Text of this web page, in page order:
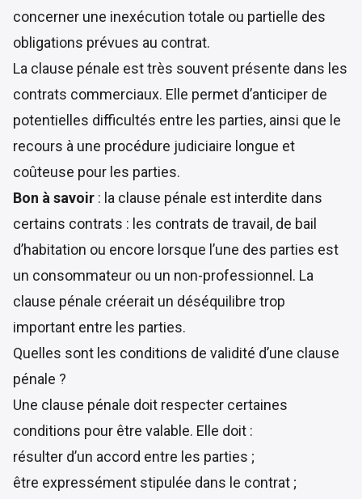
concerner une inexécution totale ou partielle des
obligations prévues au contrat.
La clause pénale est très souvent présente dans les
contrats commerciaux. Elle permet d’anticiper de
potentielles difficultés entre les parties, ainsi que le
recours à une procédure judiciaire longue et
coûteuse pour les parties.
Bon à savoir : la clause pénale est interdite dans
certains contrats : les contrats de travail, de bail
d’habitation ou encore lorsque l’une des parties est
un consommateur ou un non-professionnel. La
clause pénale créerait un déséquilibre trop
important entre les parties.
Quelles sont les conditions de validité d’une clause
pénale ?
Une clause pénale doit respecter certaines
conditions pour être valable. Elle doit :
résulter d’un accord entre les parties ;
être expressément stipulée dans le contrat ;